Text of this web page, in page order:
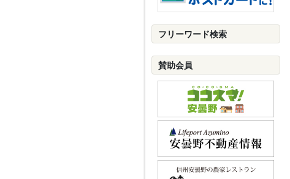
フリーワード検索
賛助会員